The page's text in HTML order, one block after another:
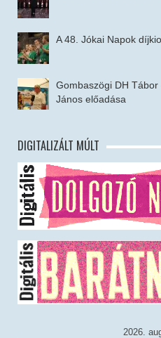
A 48. Jókai Napok
Gombaszögi DH
János előadása
DIGITALIZÁLT MÚLT
2026.